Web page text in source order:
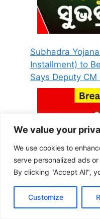
We value your
We use cookies to
serve personalized ads
By clicking "Accept All",
Customize
Subhadra
Installment) to
Says Deputy
नहीं मिलेगा। इस